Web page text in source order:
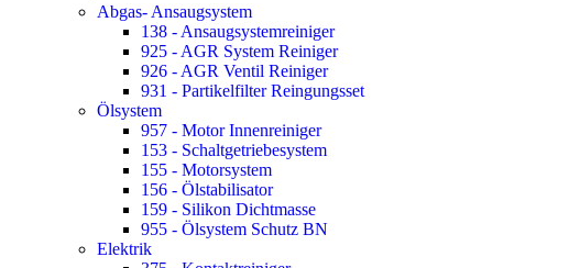
Abgas- Ansaugsystem
138 - Ansaugsystemreiniger
925 - AGR System Reiniger
926 - AGR Ventil Reiniger
931 - Partikelfilter Reingungsset
Ölsystem
957 - Motor Innenreiniger
153 - Schaltgetriebesystem
155 - Motorsystem
156 - Ölstabilisator
159 - Silikon Dichtmasse
955 - Ölsystem Schutz BN
Elektrik